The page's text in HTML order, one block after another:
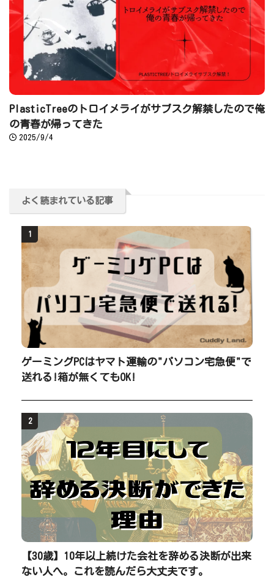
PlasticTreeのトロイメライがサブスク解禁したので俺
の青春が帰ってきた
2025/9/4
よく読まれている記事
1
ゲーミングPCはヤマト運輸の"パソコン宅急便"で
送れる!箱が無くてもOK!
2
【30歳】10年以上続けた会社を辞める決断が出来
ない人へ。これを読んだら大丈夫です。